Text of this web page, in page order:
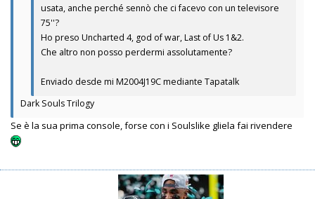
usata, anche perché sennò che ci facevo con un televisore
75''?
Ho preso Uncharted 4, god of war, Last of Us 1&2.
Che altro non posso perdermi assolutamente?
Enviado desde mi M2004J19C mediante Tapatalk
Dark Souls Trilogy
Se è la sua prima console, forse con i Soulslike gliela fai rivendere